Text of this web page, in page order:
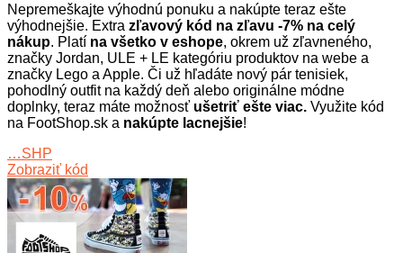
Nepremeškajte výhodnú ponuku a nakúpte teraz ešte
výhodnejšie. Extra zľavový kód na zľavu -7% na celý
nákup. Platí na všetko v eshope, okrem už zľavneného,
značky Jordan, ULE + LE kategóriu produktov na webe a
značky Lego a Apple. Či už hľadáte nový pár tenisiek,
pohodlný outfit na každý deň alebo originálne módne
doplnky, teraz máte možnosť ušetriť ešte viac. Využite kód
na FootShop.sk a nakúpte lacnejšie!
…SHP
Zobraziť kód